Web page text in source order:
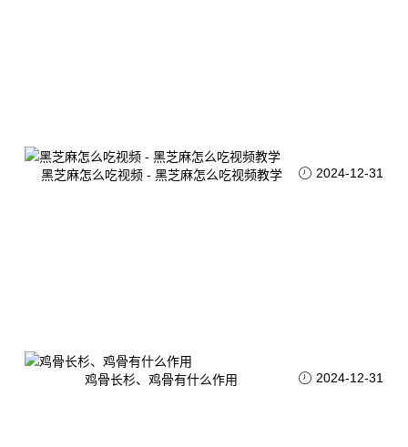
黑芝麻怎么吃视频 - 黑芝麻怎么吃视频教学 2024-12-31
鸡骨长杉、鸡骨有什么作用 2024-12-31